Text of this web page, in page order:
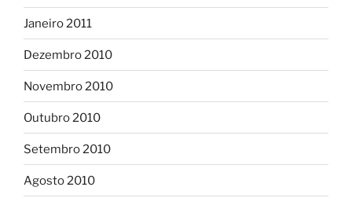
Janeiro 2011
Dezembro 2010
Novembro 2010
Outubro 2010
Setembro 2010
Agosto 2010